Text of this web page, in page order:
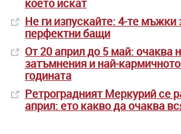
което искат
Не ги изпускайте: 4-те мъжки
перфектни бащи
От 20 април до 5 май: очаква
затъмнения и най-
годината
Ретроградният Меркурий се
април: ето какво да очаква